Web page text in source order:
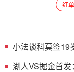
红
小法谈科莫签19
湖人VS掘金首